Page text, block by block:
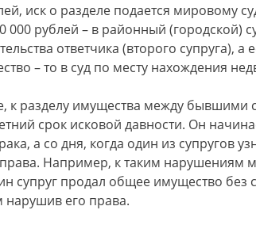
иск о разделе подается мировому
000 рублей – в районный (городской)
ответчика (второго супруга), а
– то в суд по месту нахождения
к разделу имущества между бывшими
срок исковой давности. Он
а со дня, когда один из супругов
Например, к таким нарушениям
супруг продал общее имущество без
нарушив его права.